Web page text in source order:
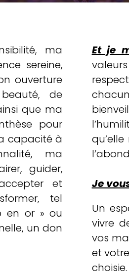
ma
sereine,
ouverture
de
que ma
pour
capacité à
ma
guider,
et
tel
en or » ou
un don
Et je
Je
Un
vivre
vos
et
choisie.